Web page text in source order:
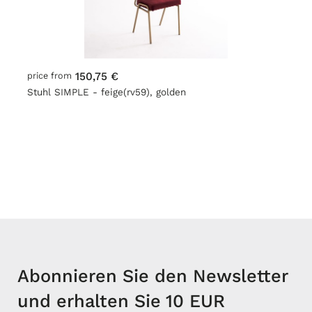
price from 150,75 €
Stuhl SIMPLE - feige(rv59), golden
Abonnieren Sie den Newsletter
und erhalten Sie 10 EUR